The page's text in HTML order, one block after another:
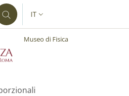
SELETTORE LINGUA:
IT
Museo di Fisica